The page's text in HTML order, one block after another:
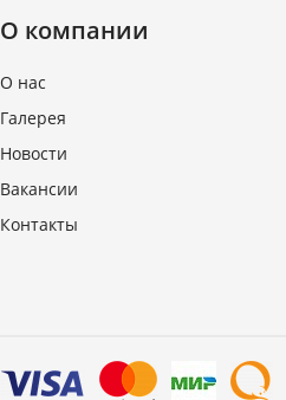
О компании
О нас
Галерея
Новости
Вакансии
Контакты